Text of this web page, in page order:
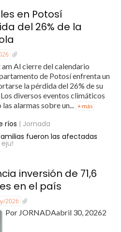
en Potosí
del 26% de la
Al cierre del calendario
de Potosí enfrenta un
la pérdida del 26% de su
diversos eventos climáticos
alarmas sobre un...
+ más
ríos | Jornada
fueron las afectadas
eju!
inversión de 71,6
en el país
2026
Por JORNADAabril 30, 20262